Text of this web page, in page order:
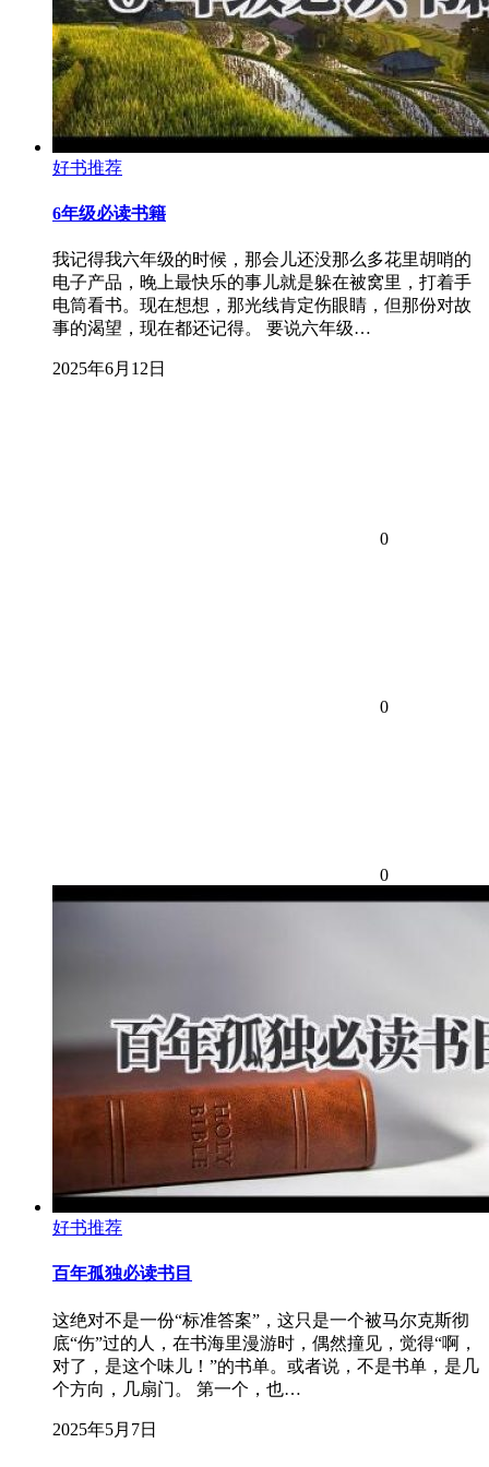
好书推荐
6年级必读书籍
我记得我六年级的时候，那会儿还没那么多花里胡哨的
电子产品，晚上最快乐的事儿就是躲在被窝里，打着手
电筒看书。现在想想，那光线肯定伤眼睛，但那份对故
事的渴望，现在都还记得。 要说六年级…
2025年6月12日
0
0
0
好书推荐
百年孤独必读书目
这绝对不是一份“标准答案”，这只是一个被马尔克斯彻
底“伤”过的人，在书海里漫游时，偶然撞见，觉得“啊，
对了，是这个味儿！”的书单。或者说，不是书单，是几
个方向，几扇门。 第一个，也…
2025年5月7日